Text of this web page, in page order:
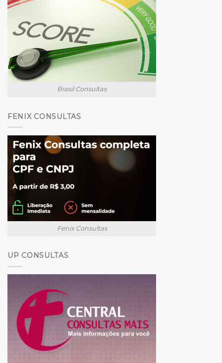
Brasil Consultas
FENIX CONSULTAS
Fenix Consultas
UP CONSULTAS